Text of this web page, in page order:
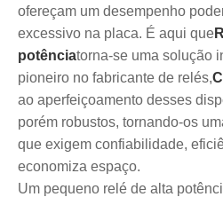
ofereçam um desempenho
excessivo na placa. É aqui que
potênciatorna-se uma solução
pioneiro no fabricante de relés,
ao aperfeiçoamento desses
porém robustos, tornando-os
que exigem confiabilidade,
economiza espaço.
Um pequeno relé de alta